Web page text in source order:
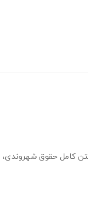
کامل حقوق شهروندی،